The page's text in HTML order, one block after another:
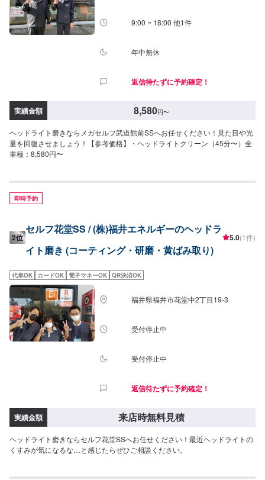
9:00 ~ 18:00 他1件
年中無休
返信待たずに予約確定！
実績金額 8,580円〜
ヘッドライト磨きならメガセルフ武道館前SSへお任せください！見た目や光
量を回復させましょう！【参考価格】・ヘッドライトクリーン（45分〜）全
車種：8,580円〜
即時予約
2位
セルフ花堂SS / (株)福井エネルギーのヘッドラ
イト磨き (コーティング・研磨・黄ばみ取り)
5.0(1件)
代車OK カードOK 電子マネーOK QR決済OK
福井県福井市花堂中2丁目19-3
受付停止中
受付停止中
返信待たずに予約確定！
実績金額 来店時無料見積
ヘッドライト磨きならセルフ花堂SSへお任せください！最近ヘッドライトの
くすみが気になるな…と感じたらぜひご相談ください。